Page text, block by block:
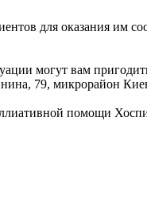
для оказания им
могут вам
79, микрорайон
помощи